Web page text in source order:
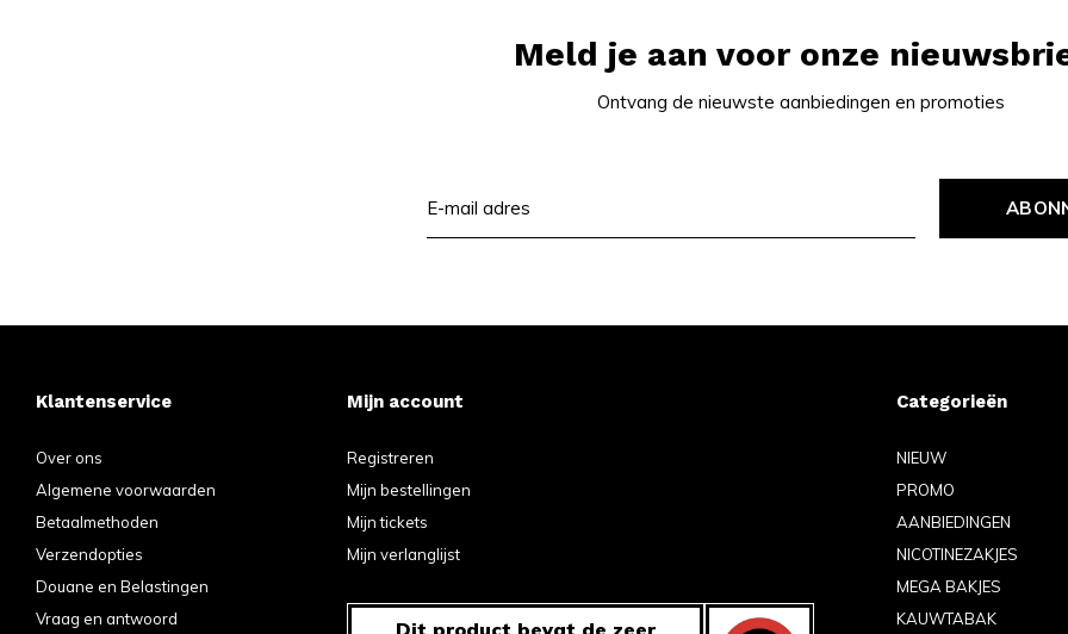
Meld je aan voor onze
Ontvang de nieuwste aanbiedingen en promoties
Klantenservice
Over ons
Algemene voorwaarden
Betaalmethoden
Verzendopties
Douane en Belastingen
Vraag en antwoord
Mijn account
Registreren
Mijn bestellingen
Mijn tickets
Mijn verlanglijst
Categorieën
NIEUW
PROMO
AANBIEDINGEN
NICOTINEZAKJES
MEGA BAKJES
KAUWTABAK